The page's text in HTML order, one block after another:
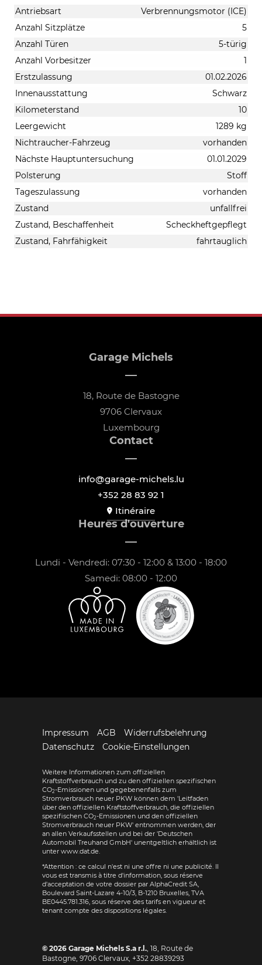
Antriebsart
Verbrennungsmotor (ICE)
Anzahl Sitzplätze
5
Anzahl Türen
5-türig
Anzahl Vorbesitzer
1
Erstzulassung
01.02.2026
Innenausstattung
Schwarz
Kilometerstand
10
Leergewicht
1289 kg
Nichtraucher-Fahrzeug
vorhanden
Nächste Hauptuntersuchung
01.01.2029
Polsterung
Stoff
Tageszulassung
vorhanden
Zustand
unfallfrei
Zustand, Beschaffenheit
Scheckheftgepflegt
Zustand, Fahrfähigkeit
fahrtauglich
Garage Michels
18, Route de Bastogne
9706 Clervaux
Luxembourg
Contact
info@garage-michels.lu
+352 28 83 92 1
Itinéraire
Heures d'ouverture
Lundi - Vendredi: 07:30 - 12:00 & 13:00 - 18:00
Samedi: 08:00 - 12:00
Impressum AGB
Widerrufsbelehrung
Datenschutz
Cookie-Einstellungen
Weitere Informationen zum offiziellen
Kraftstoffverbrauch und zu den offiziellen spezifischen
CO2-Emissionen und gegebenenfalls zum
Stromverbrauch neuer PKW können dem 'Leitfaden
über den offiziellen Kraftstoffverbrauch, die offiziellen
spezifischen CO2-Emissionen und den offiziellen
Stromverbrauch neuer PKW' entnommen werden, der
an allen Verkaufsstellen und bei der 'Deutschen
Automobil Treuhand GmbH' unentgeltlich erhältlich ist
unter www.dat.de.
*Attention : ce calcul n'est ni une offre ni une publicité. Il
vous est transmis à titre d'information, sous réserve
d'acceptation de votre dossier par AlphaCredit SA,
Boulevard Saint-Lazare 4-10/3, B-1210 Bruxelles, TVA
BE0445.781.316, sous réserve des tarifs en vigueur et
tenant compte des dispositions légales.
© 2026 Garage Michels S.a r.l., 18, Route de
Bastogne, 9706 Clervaux, +352 28839293